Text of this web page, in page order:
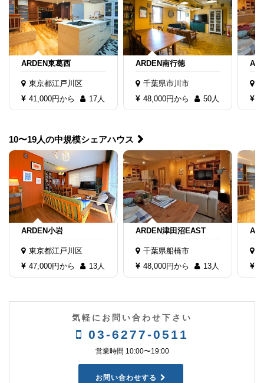
ARDEN東葛西
東京都江戸川区
41,000円から
17人
ARDEN南行徳
千葉県市川市
48,000円から
50人
10〜19人の中規模シェアハウス
ARDEN小岩
東京都江戸川区
47,000円から
13人
ARDEN津田沼EAST
千葉県船橋市
48,000円から
13人
気軽にお問い合わせ下さい
03-6277-0511
営業時間 10:00〜19:00
お問い合わせする